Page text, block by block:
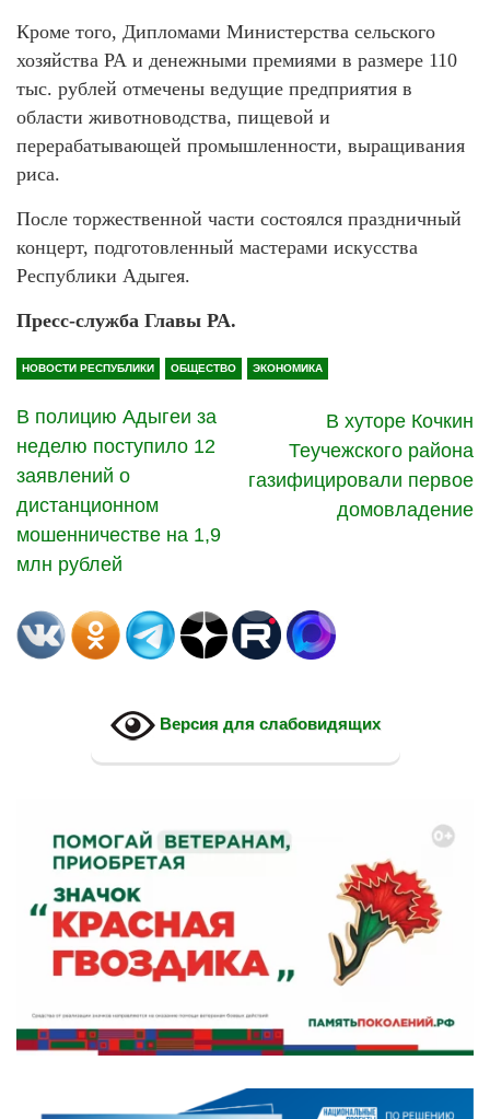
Кроме того, Дипломами Министерства сельского
хозяйства РА и денежными премиями в размере 110
тыс. рублей отмечены ведущие предприятия в
области животноводства, пищевой и
перерабатывающей промышленности, выращивания
риса.
После торжественной части состоялся праздничный
концерт, подготовленный мастерами искусства
Республики Адыгея.
Пресс-служба Главы РА.
НОВОСТИ РЕСПУБЛИКИ ОБЩЕСТВО ЭКОНОМИКА
В полицию Адыгеи за
неделю поступило 12
заявлений о
дистанционном
мошенничестве на 1,9
млн рублей
В хуторе Кочкин
Теучежского района
газифицировали первое
домовладение
Версия для слабовидящих